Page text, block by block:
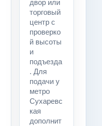
двор или
торговый
центр с
проверко
й высоты
и
подъезда
. Для
подачи у
метро
Сухаревс
кая
дополнит